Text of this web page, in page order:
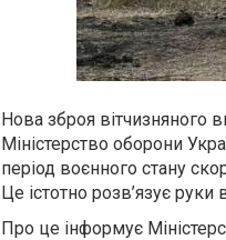
Нова зброя
Міністерство оборони
період воєнного стану
Це істотно розв’язує
Про це інформує